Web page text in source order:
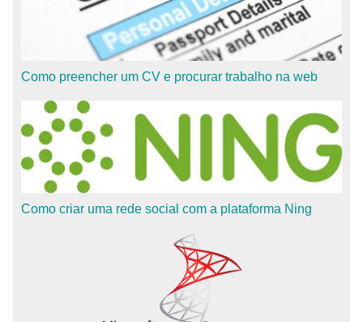
Como preencher um CV e procurar trabalho na web
Como criar uma rede social com a plataforma Ning